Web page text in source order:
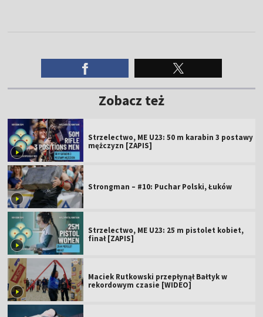
Zobacz też
Strzelectwo, ME U23: 50 m karabin 3 postawy
mężczyzn [ZAPIS]
Strongman – #10: Puchar Polski, Łuków
Strzelectwo, ME U23: 25 m pistolet kobiet,
finał [ZAPIS]
Maciek Rutkowski przepłynął Bałtyk w
rekordowym czasie [WIDEO]